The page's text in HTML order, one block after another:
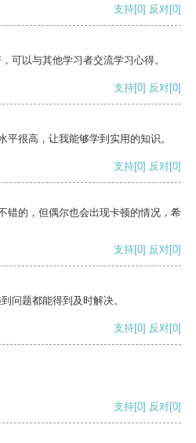
支持[0] 反对[0]
可以与其他学习者交流学习心得。
支持[0] 反对[0]
平很高，让我能够学到实用的知识。
支持[0] 反对[0]
错的，但偶尔也会出现卡顿的情况，希
支持[0] 反对[0]
问题都能得到及时解决。
支持[0] 反对[0]
支持[0] 反对[0]